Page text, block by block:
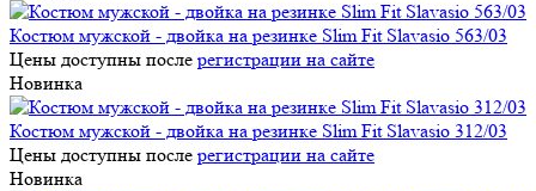
Костюм мужской - двойка на резинке Slim Fit Slavasio 563/03
Цены доступны после регистрации на сайте
Новинка
Костюм мужской - двойка на резинке Slim Fit Slavasio 312/03
Цены доступны после регистрации на сайте
Новинка